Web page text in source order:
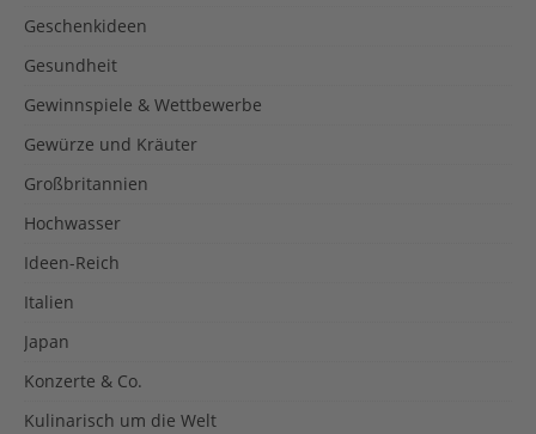
Geschenkideen
Gesundheit
Gewinnspiele & Wettbewerbe
Gewürze und Kräuter
Großbritannien
Hochwasser
Ideen-Reich
Italien
Japan
Konzerte & Co.
Kulinarisch um die Welt